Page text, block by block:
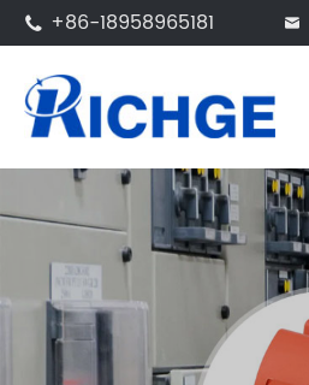
 +86-18958965181 